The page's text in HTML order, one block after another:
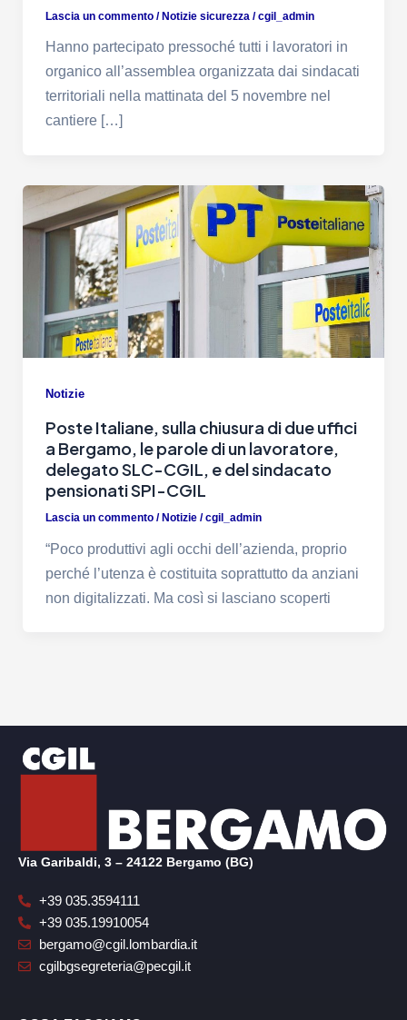
Lascia un commento /Notizie sicurezza /cgil_admin
Hanno partecipato pressoché tutti i lavoratori in
organico all’assemblea organizzata dai sindacati
territoriali nella mattinata del 5 novembre nel
cantiere […]
Notizie
Poste Italiane, sulla chiusura di due uffici
a Bergamo, le parole di un lavoratore,
delegato SLC-CGIL, e del sindacato
pensionati SPI-CGIL
Lascia un commento / Notizie/cgil_admin
“Poco produttivi agli occhi dell’azienda, proprio
perché l’utenza è costituita soprattutto da anziani
non digitalizzati. Ma così si lasciano scoperti
Via Garibaldi, 3 – 24122 Bergamo (BG)
+39 035.3594111
+39 035.19910054
bergamo@cgil.lombardia.it
cgilbgsegreteria@pecgil.it